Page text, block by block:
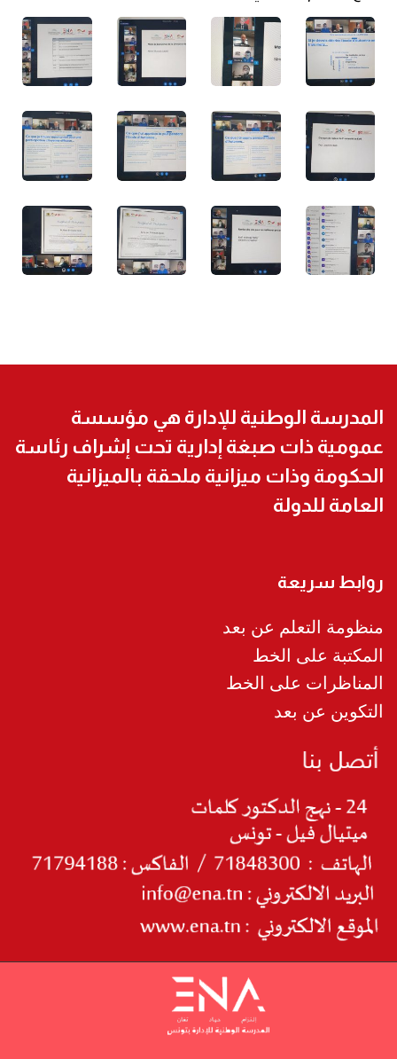
المدرسة الوطنية للإدارة هي مؤسسة
عمومية ذات صبغة إدارية تحت إشراف رئاسة
الحكومة وذات ميزانية ملحقة بالميزانية
العامة للدولة
روابط سريعة
منظومة التعلم عن بعد
المكتبة على الخط
المناظرات على الخط
التكوين عن بعد